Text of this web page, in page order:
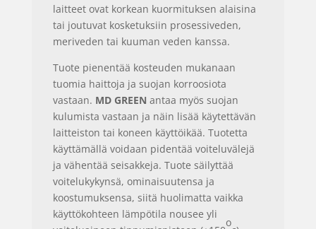
laitteet ovat korkean kuormituksen alaisina
tai joutuvat kosketuksiin prosessiveden,
meriveden tai kuuman veden kanssa.
Tuote pienentää kosteuden mukanaan
tuomia haittoja ja suojan korroosiota
vastaan. MD GREEN antaa myös suojan
kulumista vastaan ja näin lisää käytettävän
laitteiston tai koneen käyttöikää. Tuotetta
käyttämällä voidaan pidentää voiteluvälejä
ja vähentää seisakkeja. Tuote säilyttää
voitelukykynsä, ominaisuutensa ja
koostumuksensa, siitä huolimatta vaikka
käyttökohteen lämpötila nousee yli
o